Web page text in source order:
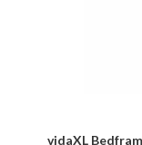
vidaXL